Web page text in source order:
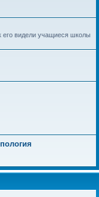
его видели учащиеся школы